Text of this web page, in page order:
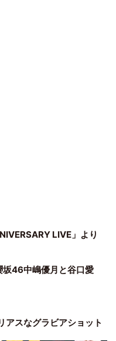
LIVE」より
坂46中嶋優月と谷口愛
アスなグラビアショット